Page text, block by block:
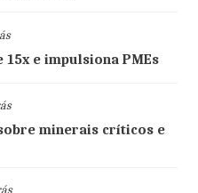
15x e impulsiona PMEs
minerais críticos e